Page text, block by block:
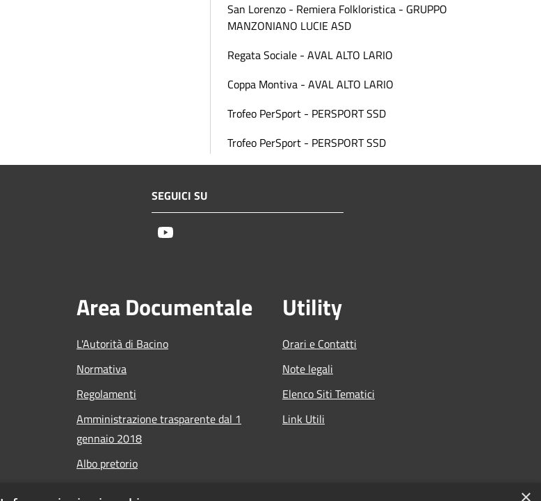
San Lorenzo - Remiera Folkloristica - GRUPPO
MANZONIANO LUCIE ASD
Regata Sociale - AVAL ALTO LARIO
Coppa Montiva - AVAL ALTO LARIO
Trofeo PerSport - PERSPORT SSD
Trofeo PerSport - PERSPORT SSD
SEGUICI SU
Area Documentale
L'Autorità di Bacino
Normativa
Regolamenti
Amministrazione trasparente dal 1
gennaio 2018
Albo pretorio
Utility
Orari e Contatti
Note legali
Elenco Siti Tematici
Link Utili